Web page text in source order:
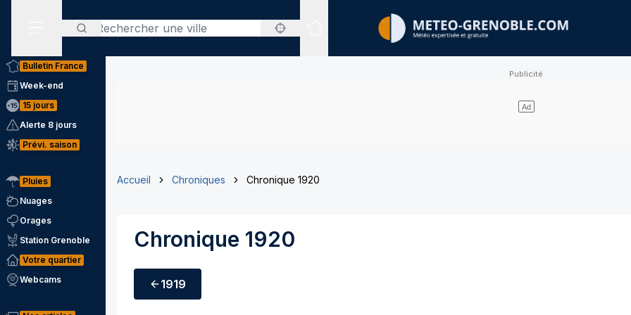
Rechercher
Sites expertisés
Bulletin France
Week-end
15 jours
Alerte 8 jours
Prévi. saison
Pluies
Nuages
Orages
Station Grenoble
Votre quartier
Webcams
Accueil Chroniques Chronique 1920
Chronique 1920
1919